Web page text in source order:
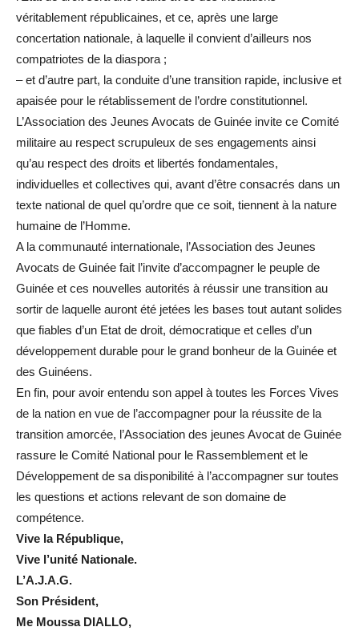
véritablement républicaines, et ce, après une large
concertation nationale, à laquelle il convient d’ailleurs nos
compatriotes de la diaspora ;
– et d’autre part, la conduite d’une transition rapide, inclusive et
apaisée pour le rétablissement de l’ordre constitutionnel.
L’Association des Jeunes Avocats de Guinée invite ce Comité
militaire au respect scrupuleux de ses engagements ainsi
qu’au respect des droits et libertés fondamentales,
individuelles et collectives qui, avant d’être consacrés dans un
texte national de quel qu’ordre que ce soit, tiennent à la nature
humaine de l’Homme.
A la communauté internationale, l’Association des Jeunes
Avocats de Guinée fait l’invite d’accompagner le peuple de
Guinée et ces nouvelles autorités à réussir une transition au
sortir de laquelle auront été jetées les bases tout autant solides
que fiables d’un Etat de droit, démocratique et celles d’un
développement durable pour le grand bonheur de la Guinée et
des Guinéens.
En fin, pour avoir entendu son appel à toutes les Forces Vives
de la nation en vue de l’accompagner pour la réussite de la
transition amorcée, l’Association des jeunes Avocat de Guinée
rassure le Comité National pour le Rassemblement et le
Développement de sa disponibilité à l’accompagner sur toutes
les questions et actions relevant de son domaine de
compétence.
Vive la République,
Vive l’unité Nationale.
L’A.J.A.G.
Son Président,
Me Moussa DIALLO,